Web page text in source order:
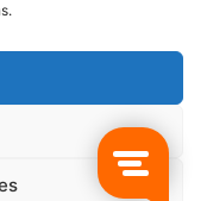
@Crucerum |
Instagram